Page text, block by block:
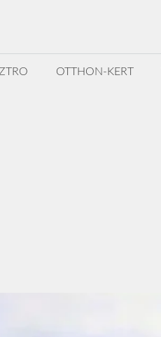
OTTHON-KERT